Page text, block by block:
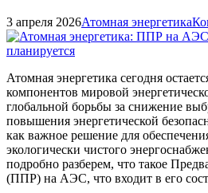
3 апреля 2026Атомная энергетика
Атомная энергетика сегодня
компонентов мировой
глобальной борьбы за снижение
повышения энергетической
как важное решение для
экологически чистого
подробно разберем, что такое
(ППР) на АЭС, что входит в его